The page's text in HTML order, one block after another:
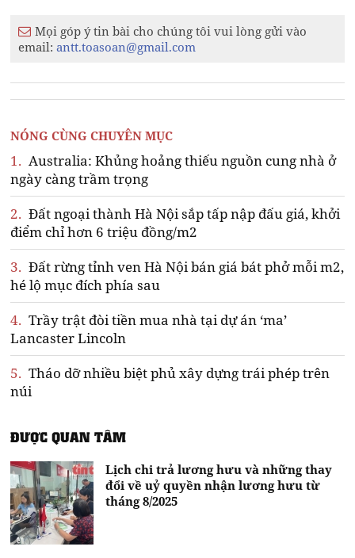
Mọi góp ý tin bài cho chúng tôi vui lòng gửi vào
email:antt.toasoan@gmail.com
NÓNG CÙNG CHUYÊN MỤC
1. Australia: Khủng hoảng thiếu nguồn cung nhà ở
ngày càng trầm trọng
2. Đất ngoại thành Hà Nội sắp tấp nập đấu giá, khởi
điểm chỉ hơn 6 triệu đồng/m2
3. Đất rừng tỉnh ven Hà Nội bán giá bát phở mỗi m2,
hé lộ mục đích phía sau
4. Trầy trật đòi tiền mua nhà tại dự án ‘ma’
Lancaster Lincoln
5. Tháo dỡ nhiều biệt phủ xây dựng trái phép trên
núi
ĐƯỢC QUAN TÂM
Lịch chi trả lương hưu và những thay
đổi về uỷ quyền nhận lương hưu từ
tháng 8/2025